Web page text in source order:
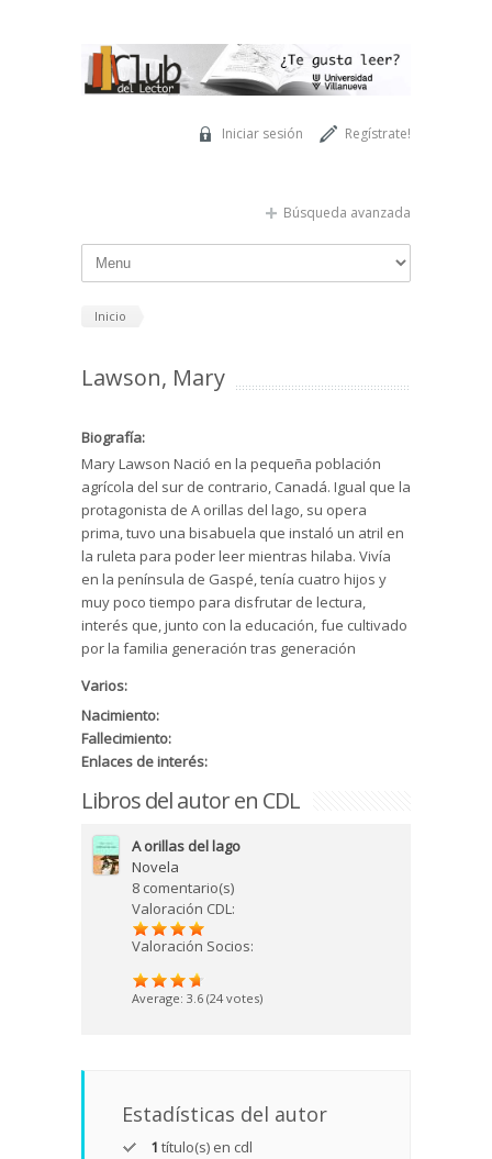
Regístrate!
Iniciar sesión
Búsqueda avanzada
Inicio
Lawson, Mary
Biografía:
Mary Lawson Nació en la pequeña población
agrícola del sur de contrario, Canadá. Igual que la
protagonista de A orillas del lago, su opera
prima, tuvo una bisabuela que instaló un atril en
la ruleta para poder leer mientras hilaba. Vivía
en la península de Gaspé, tenía cuatro hijos y
muy poco tiempo para disfrutar de lectura,
interés que, junto con la educación, fue cultivado
por la familia generación tras generación
Varios:
Nacimiento:
Fallecimiento:
Enlaces de interés:
Libros del autor en CDL
A orillas del lago
Novela
8 comentario(s)
Valoración CDL:
Valoración Socios:
Average: 3.6 (24 votes)
Estadísticas del autor
1 título(s) en cdl